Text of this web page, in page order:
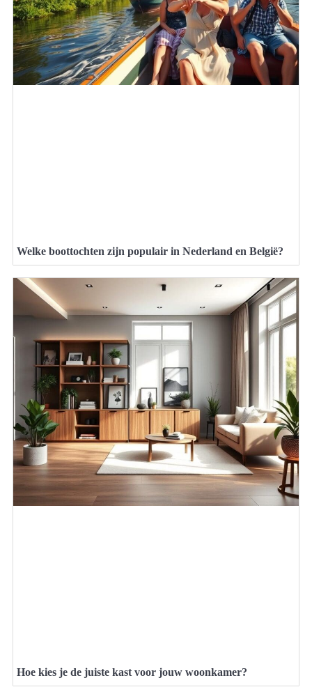
Welke boottochten zijn populair in Nederland en België?
Hoe kies je de juiste kast voor jouw woonkamer?